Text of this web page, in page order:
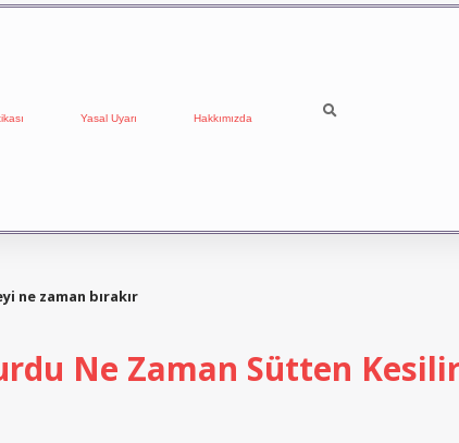
Yasal Uyarı Hakkımızda
ne zaman bırakır
Ne Zaman Sütten